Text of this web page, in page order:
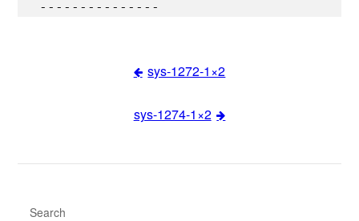
sys-1272-1×2
sys-1274-1×2
Search